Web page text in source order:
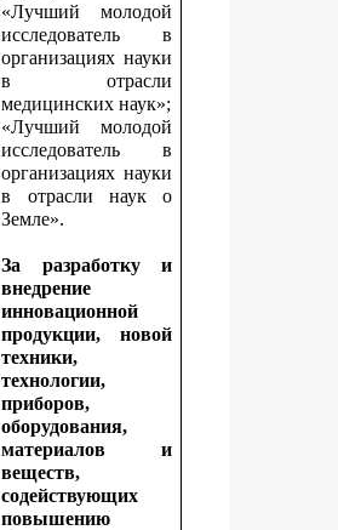
«Лучший молодой
исследователь в
организациях науки
в отрасли
медицинских наук»;
«Лучший молодой
исследователь в
организациях науки
в отрасли наук о
Земле».
За разработку и
внедрение
инновационной
продукции, новой
техники,
технологии,
приборов,
оборудования,
материалов и
веществ,
содействующих
повышению